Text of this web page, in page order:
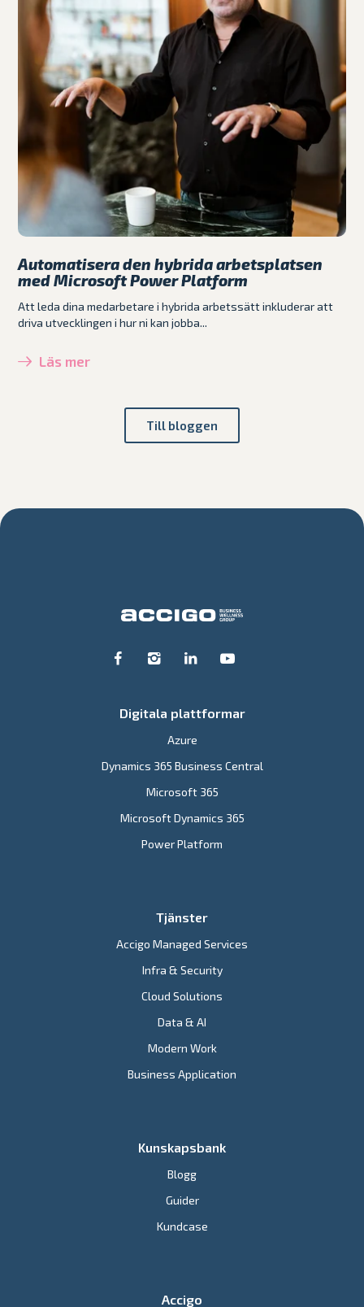
Automatisera den hybrida arbetsplatsen
med Microsoft Power Platform
Att leda dina medarbetare i hybrida arbetssätt inkluderar att
driva utvecklingen i hur ni kan jobba...
Läs mer
Till bloggen
Digitala plattformar
Azure
Dynamics 365 Business Central
Microsoft 365
Microsoft Dynamics 365
Power Platform
Tjänster
Accigo Managed Services
Infra & Security
Cloud Solutions
Data & AI
Modern Work
Business Application
Kunskapsbank
Blogg
Guider
Kundcase
Accigo